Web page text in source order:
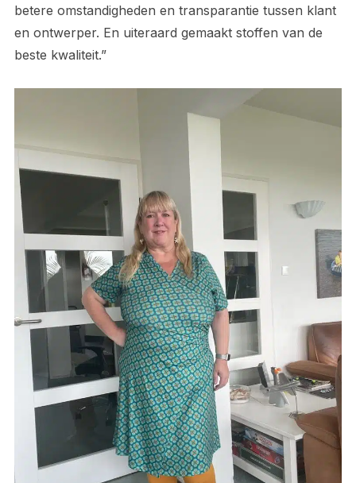
betere omstandigheden en transparantie tussen klant
en ontwerper. En uiteraard gemaakt stoffen van de
beste kwaliteit.”